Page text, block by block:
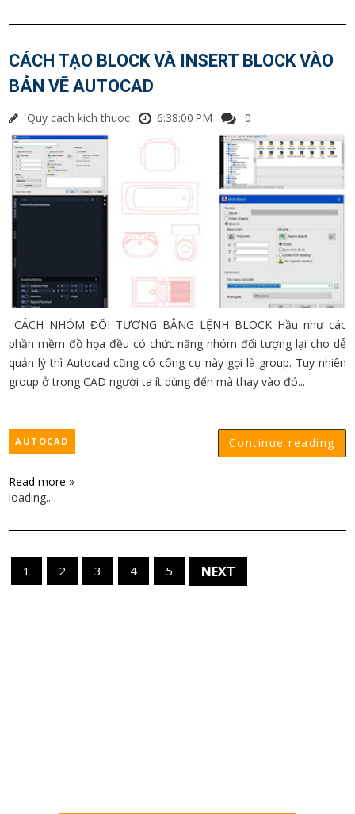
CÁCH TẠO BLOCK VÀ INSERT BLOCK VÀO
BẢN VẼ AUTOCAD
Quy cach kich thuoc 6:38:00 PM 0
CÁCH NHÓM ĐỐI TƯỢNG BẰNG LỆNH BLOCK Hầu như các
phần mềm đồ họa đều có chức năng nhóm đối tượng lại cho dễ
quản lý thì Autocad cũng có công cụ này gọi là group. Tuy nhiên
group ở trong CAD người ta ít dùng đến mà thay vào đó...
Continue reading
AUTOCAD
Read more »
loading...
1 2 3 4 5 NEXT